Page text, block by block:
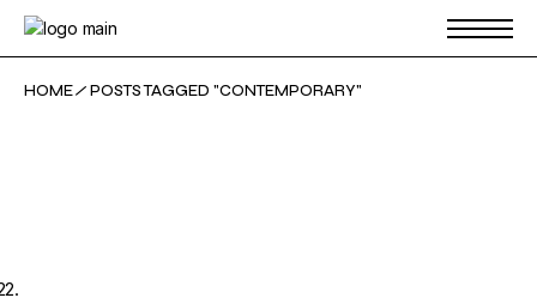
content
HOME POSTS TAGGED "CONTEMPORARY"